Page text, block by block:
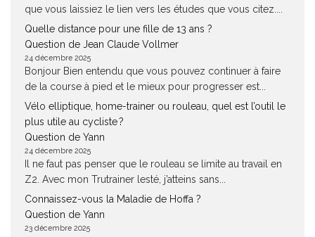
que vous laissiez le lien vers les études que vous citez....
Quelle distance pour une fille de 13 ans ?
Question de Jean Claude Vollmer
24 décembre 2025
Bonjour Bien entendu que vous pouvez continuer à faire
de la course à pied et le mieux pour progresser est...
Vélo elliptique, home-trainer ou rouleau, quel est l’outil le
plus utile au cycliste ?
Question de Yann
24 décembre 2025
Il ne faut pas penser que le rouleau se limite au travail en
Z2. Avec mon Trutrainer lesté, j’atteins sans...
Connaissez-vous la Maladie de Hoffa ?
Question de Yann
23 décembre 2025